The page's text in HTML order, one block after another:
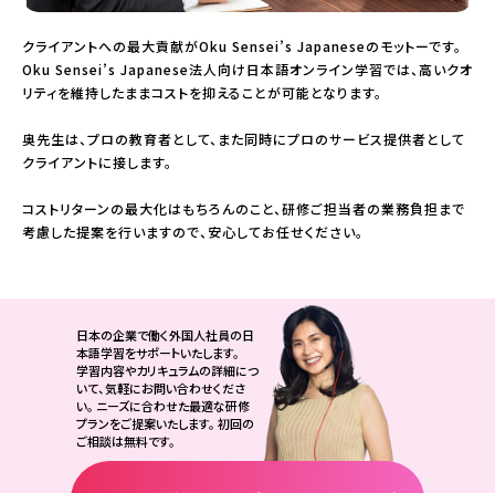
クライアントへの最大貢献がOku Sensei’s Japaneseのモットーです。
Oku Sensei’s Japanese法人向け日本語オンライン学習では、高いクオ
リティを維持したままコストを抑えることが可能となります。
奥先生は、プロの教育者として、また同時にプロのサービス提供者として
クライアントに接します。
コストリターンの最大化はもちろんのこと、研修ご担当者の業務負担まで
考慮した提案を行いますので、安心してお任せください。
日本の企業で働く外国人社員の日
本語学習をサポートいたします。
学習内容やカリキュラムの詳細につ
いて、気軽にお問い合わせくださ
い。 ニーズに合わせた最適な研修
プランをご提案いたします。 初回の
ご相談は無料です。